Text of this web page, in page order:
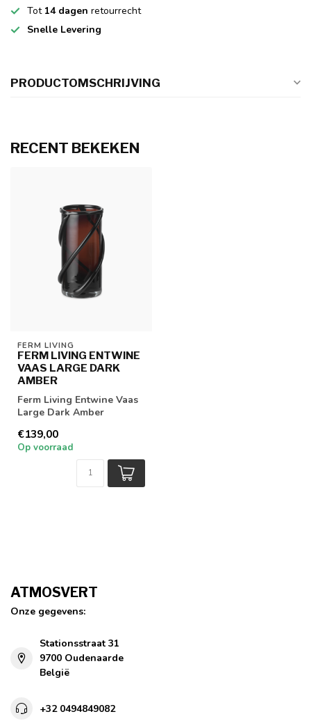
Tot 14 dagen retourrecht
Snelle Levering
PRODUCTOMSCHRIJVING
RECENT BEKEKEN
FERM LIVING
FERM LIVING ENTWINE
VAAS LARGE DARK
AMBER
Ferm Living Entwine Vaas
Large Dark Amber
€139,00
Op voorraad
ATMOSVERT
Onze gegevens:
Stationsstraat 31
9700 Oudenaarde
België
+32 0494849082